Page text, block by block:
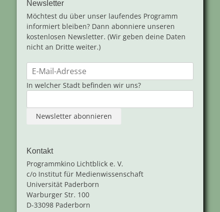
Newsletter
Möchtest du über unser laufendes Programm
informiert bleiben? Dann abonniere unseren
kostenlosen Newsletter. (Wir geben deine Daten
nicht an Dritte weiter.)
In welcher Stadt befinden wir uns?
Kontakt
Programmkino Lichtblick e. V.
c/o Institut für Medienwissenschaft
Universität Paderborn
Warburger Str. 100
D-33098 Paderborn